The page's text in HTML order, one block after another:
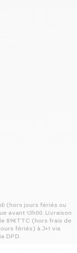
(hors jours fériés ou
avant 13h00. Livraison
89€TTC (hors frais de
fériés) à J+1 via
DPD.